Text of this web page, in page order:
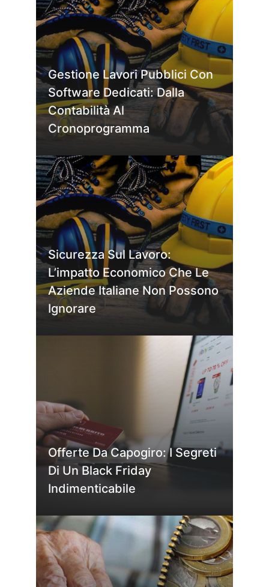
Gestione Lavori Pubblici Con
Software Dedicati: Dalla
Contabilità Al
Cronoprogramma
Sicurezza Sul Lavoro:
L’impatto Economico Che Le
Aziende Italiane Non Possono
Ignorare
Offerte Da Capogiro: I Segreti
Di Un Black Friday
Indimenticabile